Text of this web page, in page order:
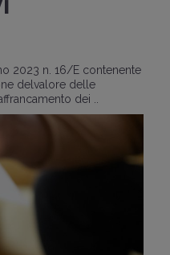
2023 n. 16/E contenente
delvalore delle
dei ..